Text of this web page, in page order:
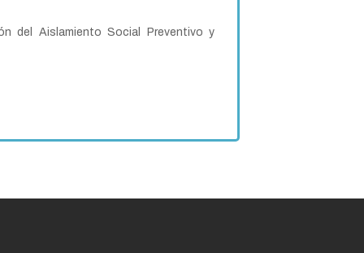
del Aislamiento Social Preventivo y